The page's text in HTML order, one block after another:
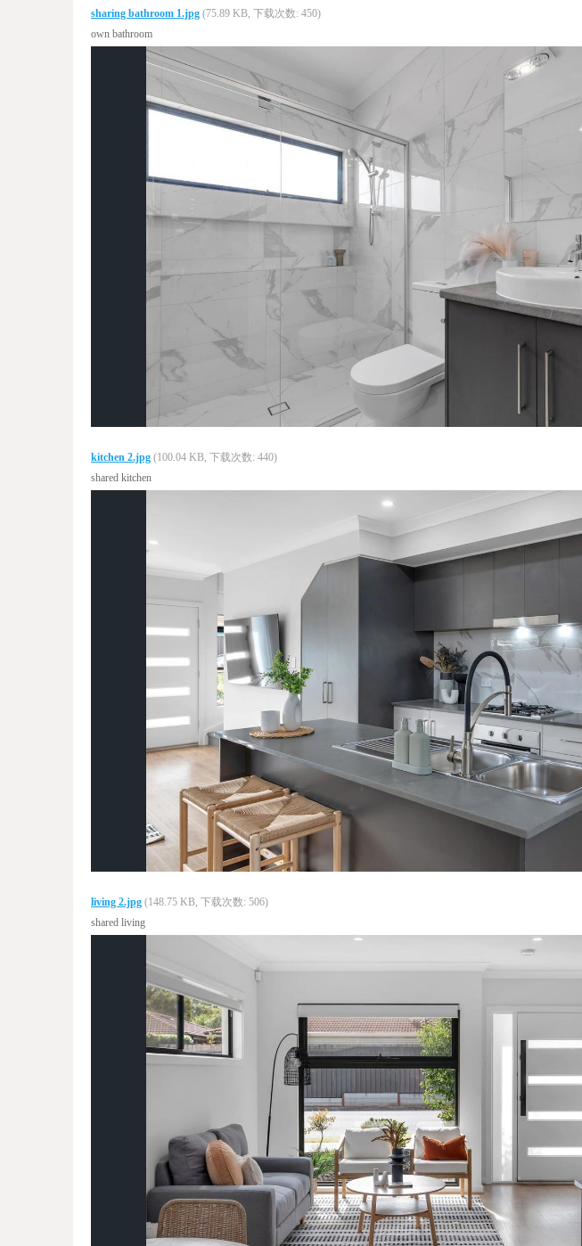
sharing bathroom 1.jpg (75.89 KB, 下载次数: 450)
own bathroom
kitchen 2.jpg (100.04 KB, 下载次数: 440)
shared kitchen
living 2.jpg (148.75 KB, 下载次数: 506)
shared living